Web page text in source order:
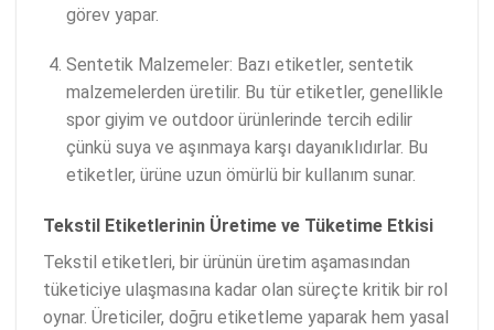
görev yapar.
Sentetik Malzemeler: Bazı etiketler, sentetik
malzemelerden üretilir. Bu tür etiketler, genellikle
spor giyim ve outdoor ürünlerinde tercih edilir
çünkü suya ve aşınmaya karşı dayanıklıdırlar. Bu
etiketler, ürüne uzun ömürlü bir kullanım sunar.
Tekstil Etiketlerinin Üretime ve Tüketime Etkisi
Tekstil etiketleri, bir ürünün üretim aşamasından
tüketiciye ulaşmasına kadar olan süreçte kritik bir rol
oynar. Üreticiler, doğru etiketleme yaparak hem yasal